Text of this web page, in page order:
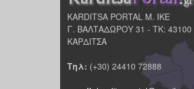
KARDITSA PORTAL Μ. ΙΚΕ
Γ. ΒΑΛΤΑΔΩΡΟΥ 31 - ΤΚ: 43100
ΚΑΡΔΙΤΣΑ
Τηλ: (+30) 24410 72888